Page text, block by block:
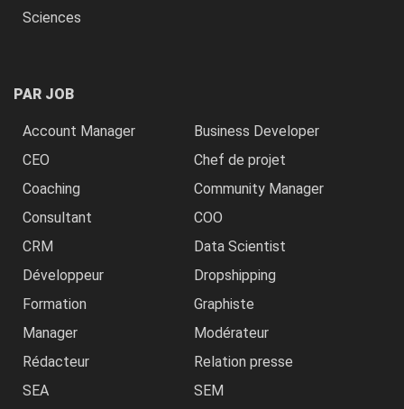
Sciences
PAR JOB
Account Manager
Business Developer
CEO
Chef de projet
Coaching
Community Manager
Consultant
COO
CRM
Data Scientist
Développeur
Dropshipping
Formation
Graphiste
Manager
Modérateur
Rédacteur
Relation presse
SEA
SEM